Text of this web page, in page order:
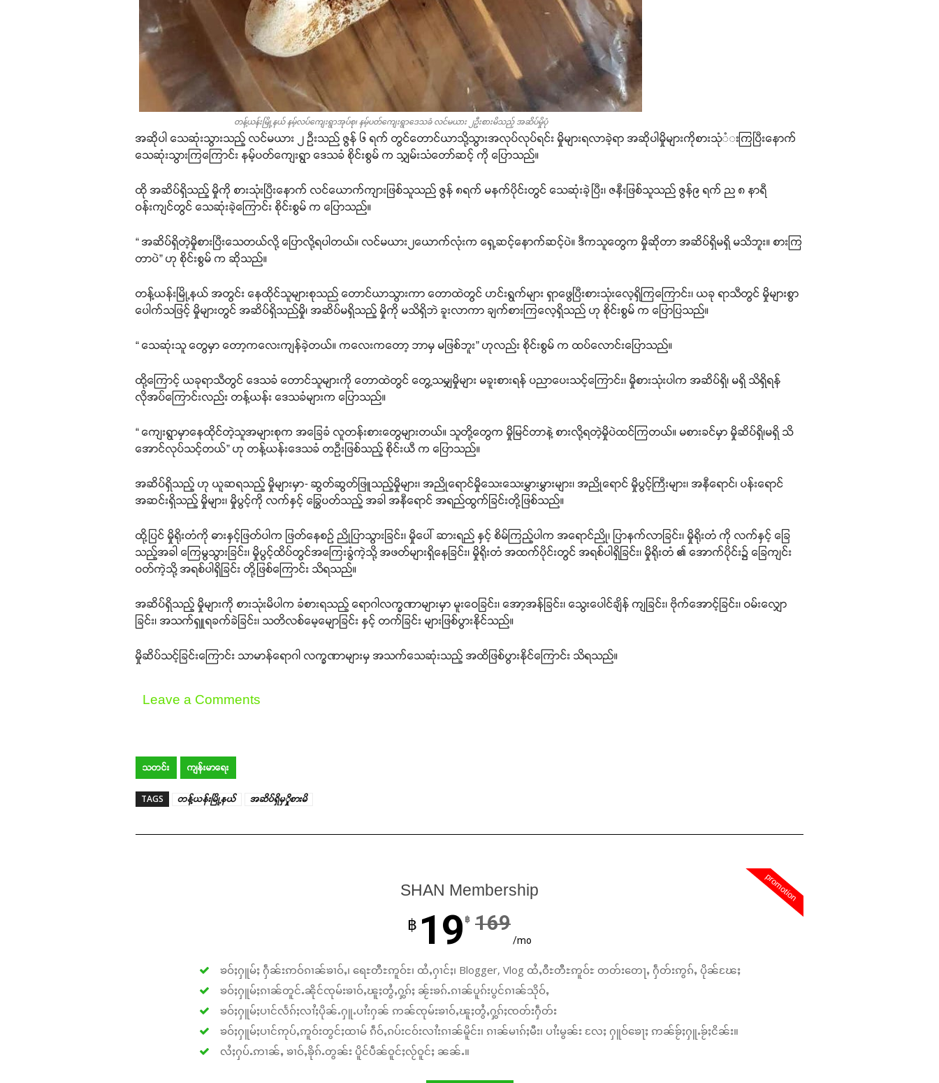
တန့်ယန်းမြို့နယ် နမ့်လပ်ကျေးရွာအုပ်စု၊ နမ့်ပတ်ကျေးရွာဒေသခံ လင်မယား ၂ဦးစားမိသည့် အဆိပ်မှိုပုံ
အဆိုပါ သေဆုံးသွားသည့် လင်မယား ၂ ဦးသည် ဇွန် ၆ ရက် တွင်တောင်ယာသို့သွားအလုပ်လုပ်ရင်း မှိုများရလာခဲ့ရာ အဆိုပါမှိုများကိုစားသုံံးကြပြီးနောက်
သေဆုံးသွားကြကြောင်း နမ့်ပတ်ကျေးရွာ ဒေသခံ စိုင်းစွမ် က သျှမ်းသံတော်ဆင့် ကို ပြောသည်။
ထို အဆိပ်ရှိသည့် မှိုကို စားသုံးပြီးနောက် လင်ယောက်ကျားဖြစ်သူသည် ဇွန် ၈ရက် မနက်ပိုင်းတွင် သေဆုံးခဲ့ပြီး၊ ဇနီးဖြစ်သူသည် ဇွန်၉ ရက် ည ၈ နာရီ
ဝန်းကျင်တွင် သေဆုံးခဲ့ကြောင်း စိုင်းစွမ် က ပြောသည်။
“ အဆိပ်ရှိတဲ့မှိုစားပြီးသေတယ်လို့ ပြောလို့ရပါတယ်။ လင်မယား၂ယောက်လုံးက ရှေ့ဆင့်နောက်ဆင့်ပဲ။ ဒီကသူတွေက မှိုဆိုတာ အဆိပ်ရှိမရှိ မသိဘူး။ စားကြ
တာပဲ” ဟု စိုင်းစွမ် က ဆိုသည်။
တန့်ယန်းမြို့နယ် အတွင်း နေထိုင်သူများစုသည် တောင်ယာသွားကာ တောထဲတွင် ဟင်းရွက်များ ရှာဖွေပြီးစားသုံးလေ့ရှိကြကြောင်း၊ ယခု ရာသီတွင် မှိုများစွာ
ပေါက်သဖြင့် မှိုများတွင် အဆိပ်ရှိသည်မှို၊ အဆိပ်မရှိသည့် မှိုကို မသိရှိဘဲ ခူးလာကာ ချက်စားကြလေ့ရှိသည် ဟု စိုင်းစွမ် က ပြောပြသည်။
“ သေဆုံးသူ တွေမှာ တော့ကလေးကျန်ခဲ့တယ်။ ကလေးကတော့ ဘာမှ မဖြစ်ဘူး” ဟုလည်း စိုင်းစွမ် က ထပ်လောင်းပြောသည်။
ထို့ကြောင့် ယခုရာသီတွင် ဒေသခံ တောင်သူများကို တောထဲတွင် တွေ့သမျှမှိုများ မခူးစားရန် ပညာပေးသင့်ကြောင်း၊ မှိုစားသုံးပါက အဆိပ်ရှိ၊ မရှိ သိရှိရန်
လိုအပ်ကြောင်းလည်း တန့်ယန်း ဒေသခံများက ပြောသည်။
“ ကျေးရွာမှာနေထိုင်တဲ့သူအများစုက အခြေခံ လူတန်းစားတွေများတယ်။ သူတို့တွေက မှိုမြင်တာနဲ့ စားလို့ရတဲ့မှိုပဲထင်ကြတယ်။ မစားခင်မှာ မှိုဆိပ်ရှိ၊မရှိ သိ
အောင်လုပ်သင့်တယ်” ဟု တန့်ယန်းဒေသခံ တဦးဖြစ်သည့် စိုင်းယီ က ပြောသည်။
အဆိပ်ရှိသည့် ဟု ယူဆရသည့် မှိုများမှာ- ဆွတ်ဆွတ်ဖြူသည့်မှိုများ၊ အညိုရောင်မှိုသေးသေးမွှားမွှားများ၊ အညိုရောင် မှိုပွင့်ကြီးများ၊ အနီရောင်၊ ပန်းရောင်
အဆင်းရှိသည့် မှိုများ၊ မှိုပွင့်ကို လက်နှင့် ခြွေပတ်သည့် အခါ အနီရောင် အရည်ထွက်ခြင်းတို့ဖြစ်သည်။
ထို့ပြင် မှိုရိုးတံကို ဓားနှင့်ဖြတ်ပါက ဖြတ်နေစဉ် ညိုပြာသွားခြင်း၊ မှိုပေါ် ဆားရည် နှင့် စိမ်ကြည့်ပါက အရောင်ညို၊ ပြာနက်လာခြင်း၊ မှိုရိုးတံ ကို လက်နှင့် ခြေ
သည့်အခါ ကြေမွသွားခြင်း၊ မှိုပွင့်ထိပ်တွင်အကြေးခွံကဲ့သို့ အဖတ်များရှိနေခြင်း၊ မှိုရိုးတံ အထက်ပိုင်းတွင် အရစ်ပါရှိခြင်း၊ မှိုရိုးတံ ၏ အောက်ပိုင်း၌ ခြေကျင်း
ဝတ်ကဲ့သို့ အရစ်ပါရှိခြင်း တို့ဖြစ်ကြောင်း သိရသည်။
အဆိပ်ရှိသည့် မှိုများကို စားသုံးမိပါက ခံစားရသည့် ရောဂါလက္ခဏာများမှာ မူးဝေခြင်း၊ အော့အန်ခြင်း၊ သွေးပေါင်ချိန် ကျခြင်း၊ ဗိုက်အောင့်ခြင်း၊ ဝမ်းလျှော
ခြင်း၊ အသက်ရှူရခက်ခဲခြင်း၊ သတိလစ်မေ့မျောခြင်း နှင့် တက်ခြင်း များဖြစ်ပွားနိုင်သည်။
မှိုဆိပ်သင့်ခြင်းကြောင်း သာမာန်ရောဂါ လက္ခဏာများမှ အသက်သေဆုံးသည့် အထိဖြစ်ပွားနိုင်ကြောင်း သိရသည်။
Leave a Comments
သတင်း ကျန်းမာရေး
TAGS တန့်ယန်းမြို့နယ် အဆိပ်ရှိမှှိုစားမိ
promotion
SHAN Membership
฿ 19 ฿ 169
/mo
ၶဝ်ႈႁူမ်ႈ ႁဵၼ်းဢဝ်ၵၢၼ်ၶၢဝ်ႇ၊ ရေႊတီႊဢူဝ်ႊ၊ ထႆႇႁၢင်ႈ၊ Blogger, Vlog ထႆႇဝီႊတီႊဢူဝ်ႊ တတ်းတေႃႇ ႁဵတ်းဢွၵ်ႇ ပိုၼ်ၽႄႈ
ၶဝ်ႈႁူမ်ႈၵၢၼ်တူင်ႉၼိုင်ၸုမ်းၶၢဝ်ႇၽူႈတွႆႇႁွၵ်ႈ ၼႂ်းၶၵ်ႉၵၢၼ်ပူၵ်းပွင်ၵၢၼ်သိုဝ်ႇ
ၶဝ်ႈႁူမ်ႈပၢင်လႅၵ်ႈလၢႆႈပိုၼ်ႉႁူႉပၢႆးႁၼ် ဢၼ်ၸုမ်းၶၢဝ်ႇၽူႈတွႆႇႁွၵ်ႈၸတ်းႁဵတ်း
ၶဝ်ႈႁူမ်ႈပၢင်ဢုပ်ႇဢူဝ်းတွင်ႈထၢမ် ၵဵဝ်ႇၵပ်းငဝ်းလၢႆးၵၢၼ်မိူင်း၊ ၵၢၼ်မၢၵ်ႈမီး၊ ပၢႆးမွၼ်း လႄႈ ႁူဝ်ၶေႃႈ ဢၼ်ၶႂ်ႈႁူႉၶႂ်ႈငိၼ်း။
လႆႈႁပ်ႉဢၢၼ်ႇ ၶၢဝ်ႇၶိုၵ်ႉတွၼ်း ပိူင်ပဵၼ်ဝူင်ႈလႂ်ဝူင်ႈ ၼၼ်ႉ။